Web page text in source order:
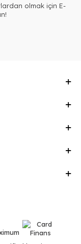
olmak için E-